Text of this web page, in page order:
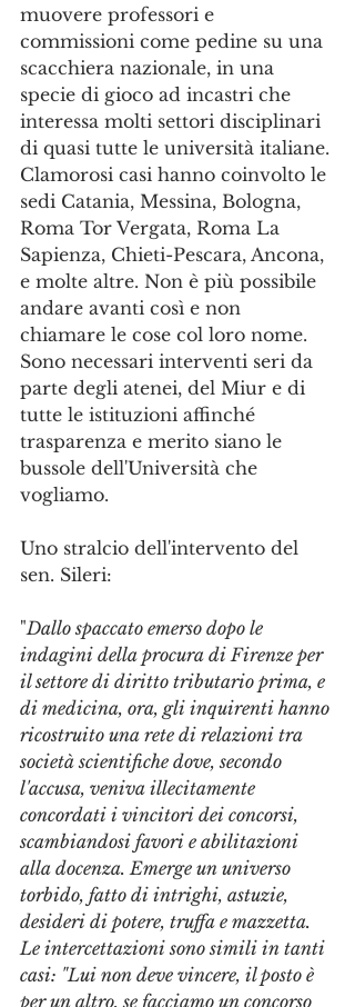
muovere professori e
commissioni come pedine su una
scacchiera nazionale, in una
specie di gioco ad incastri che
interessa molti settori disciplinari
di quasi tutte le università italiane.
Clamorosi casi hanno coinvolto le
sedi Catania, Messina, Bologna,
Roma Tor Vergata, Roma La
Sapienza, Chieti-Pescara, Ancona,
e molte altre. Non è più possibile
andare avanti così e non
chiamare le cose col loro nome.
Sono necessari interventi seri da
parte degli atenei, del Miur e di
tutte le istituzioni affinché
trasparenza e merito siano le
bussole dell'Università che
vogliamo.
Uno stralcio dell'intervento del
sen. Sileri:
"Dallo spaccato emerso dopo le
indagini della procura di Firenze per
il settore di diritto tributario prima, e
di medicina, ora, gli inquirenti hanno
ricostruito una rete di relazioni tra
società scientifiche dove, secondo
l'accusa, veniva illecitamente
concordati i vincitori dei concorsi,
scambiandosi favori e abilitazioni
alla docenza. Emerge un universo
torbido, fatto di intrighi, astuzie,
desideri di potere, truffa e mazzetta.
Le intercettazioni sono simili in tanti
casi: "Lui non deve vincere, il posto è
per un altro, se facciamo un concorso